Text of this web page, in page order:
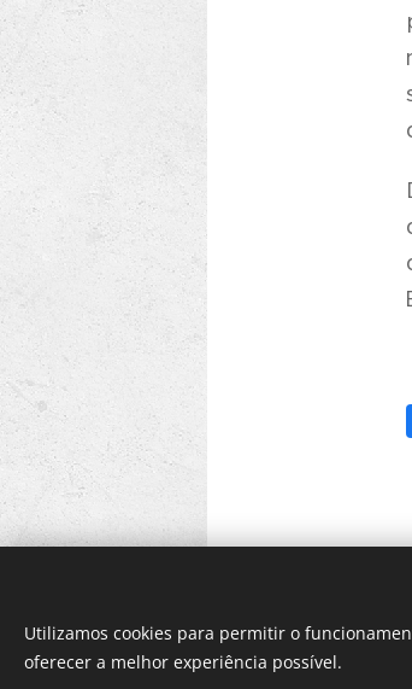
Utilizamos cookies para permitir o
oferecer a melhor experiência possível.